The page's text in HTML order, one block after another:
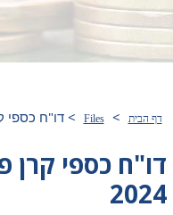
דף הבית >
Files
>דו"ח כספי
דו"ח כספי קרן
2024